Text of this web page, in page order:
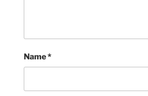
Name*